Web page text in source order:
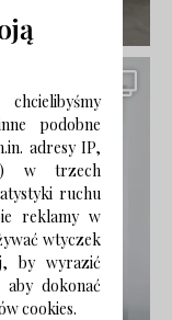
podobne
adresy IP,
w trzech
ruchu
reklamy w
wtyczek
by wyrazić
dokonać
cookies.